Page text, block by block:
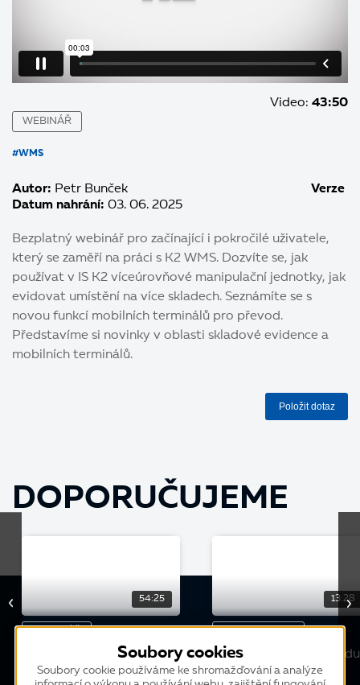
Video: 43:50
WEBINÁŘ
#WMS
Autor: Petr Bunček
Datum nahrání: 03. 06. 2025
Verze
Bezplatný webinář pro začínající i pokročilé uživatele,
který se zaměří na práci s K2 WMS. Dozvíte se, jak
používat v IS K2 víceúrovňové manipulační jednotky, jak
evidovat umístění na více skladech. Seznámíte se s
novou funkcí mobilních terminálů pro převod.
Představíme si novinky v oblasti skladové evidence a
mobilních terminálů.
Položit dotaz
DOPORUČUJEME
54:25 13:28
Rychlejší práce ve skladu
Soubory cookies
Soubory cookie používáme ke shromažďování a analýze